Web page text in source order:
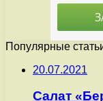
Популярные
20.07.2021
Салат